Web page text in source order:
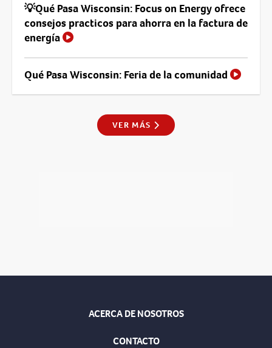
💡Qué Pasa Wisconsin: Focus on Energy ofrece
consejos practicos para ahorra en la factura de
energía
Qué Pasa Wisconsin: Feria de la comunidad
VER MÁS
ACERCA DE NOSOTROS
CONTACTO